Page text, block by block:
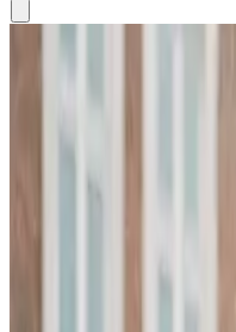
I Hvide Sande leverer